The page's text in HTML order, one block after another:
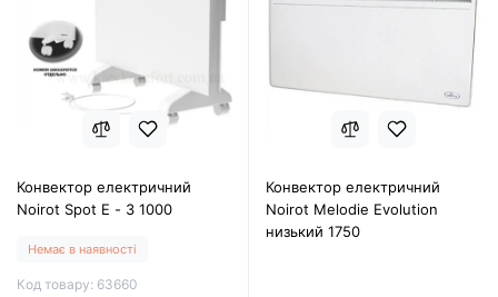
Конвектор електричний
Noirot Spot E - 3 1000
Немає в наявності
Код товару: 63660
Конвектор електричний
Noirot Melodie Evolution
низький 1750